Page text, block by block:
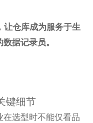
让仓库成为服务于生
据记录员。
键细节
选型时不能仅看品